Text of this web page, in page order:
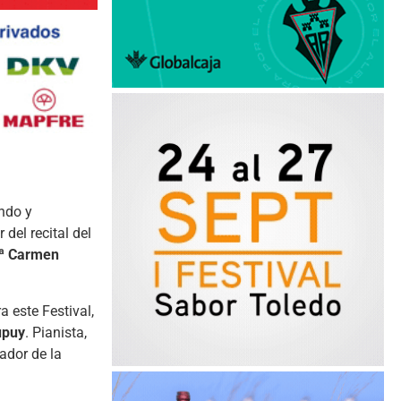
y
recital del
Carmen
este Festival,
. Pianista,
de la